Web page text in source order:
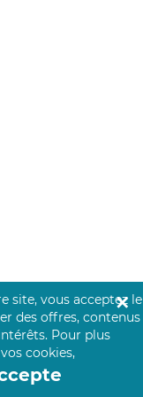
site, vous acceptez le
des offres, contenus
Pour plus
cookies,
✕